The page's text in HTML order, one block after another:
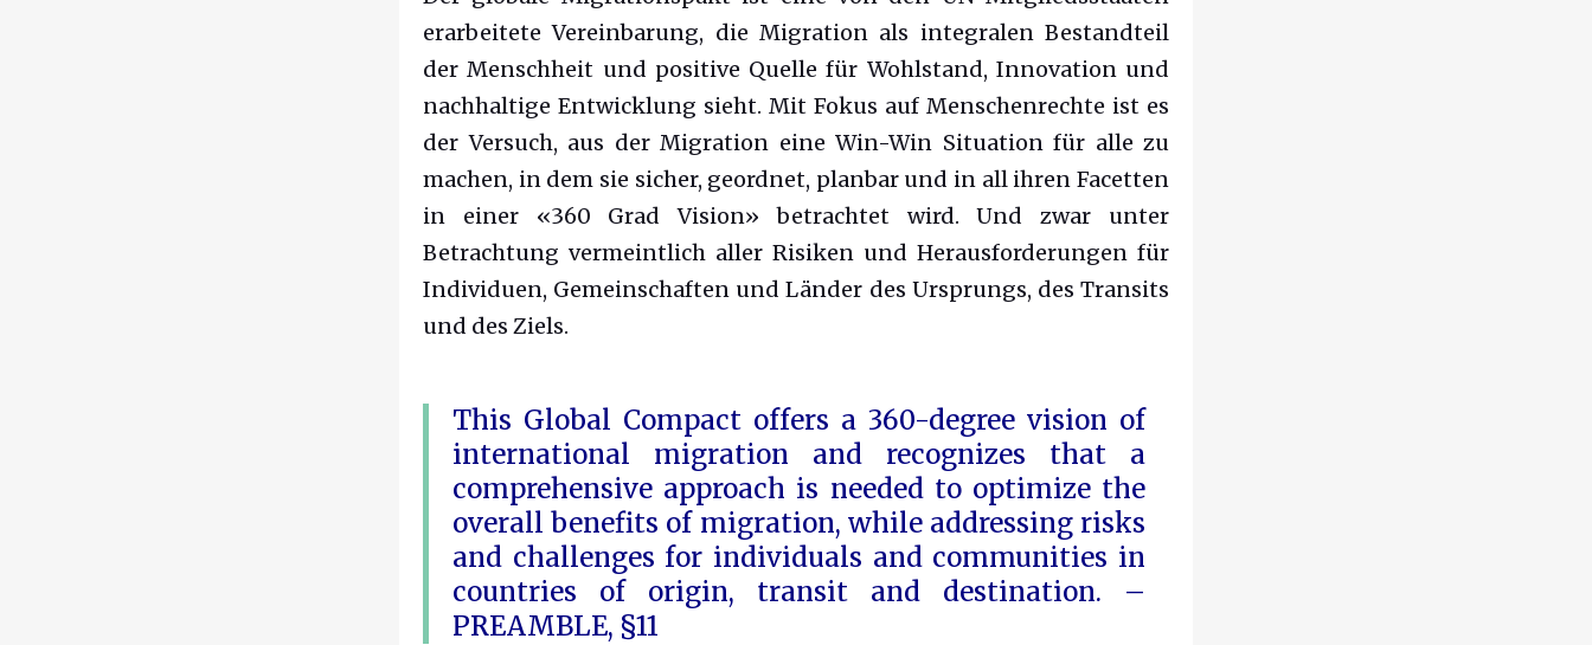
erarbeitete Vereinbarung, die Migration als integralen Bestandteil
der Menschheit und positive Quelle für Wohlstand, Innovation und
nachhaltige Entwicklung sieht. Mit Fokus auf Menschenrechte ist es
der Versuch, aus der Migration eine Win-Win Situation für alle zu
machen, in dem sie sicher, geordnet, planbar und in all ihren Facetten
in einer «360 Grad Vision» betrachtet wird. Und zwar unter
Betrachtung vermeintlich aller Risiken und Herausforderungen für
Individuen, Gemeinschaften und Länder des Ursprungs, des Transits
und des Ziels.
This Global Compact offers a 360-degree vision of
international migration and recognizes that a
comprehensive approach is needed to optimize the
overall benefits of migration, while addressing risks
and challenges for individuals and communities in
countries of origin, transit and destination. –
PREAMBLE, §11